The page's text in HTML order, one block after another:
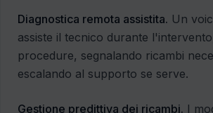
Diagnostica remota assistita. Un
assiste il tecnico durante
procedure, segnalando ricambi
escalando al supporto se serve.
Gestione predittiva dei ricambi. I